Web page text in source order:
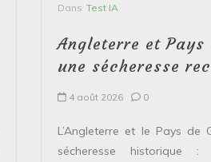
Dans Test IA
Angleterre et Pays
une sécheresse
4 août 2026 0
L’Angleterre et le Pays de
sécheresse historique